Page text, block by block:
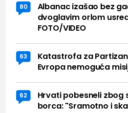
80
Albanac izašao bez
dvoglavim orlom
FOTO/VIDEO
63
Katastrofa za
Evropa nemoguća
62
Hrvati pobesneli zbog
borca: "Sramotno i